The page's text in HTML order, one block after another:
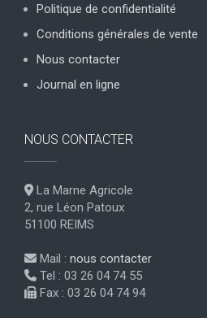
Politique de confidentialité
Conditions générales de vente
Nous contacter
Journal en ligne
NOUS CONTACTER
La Marne Agricole
2, rue Léon Patoux
51100 REIMS
Mail : nous contacter
Tel : 03 26 04 74 55
Fax : 03 26 04 74 94